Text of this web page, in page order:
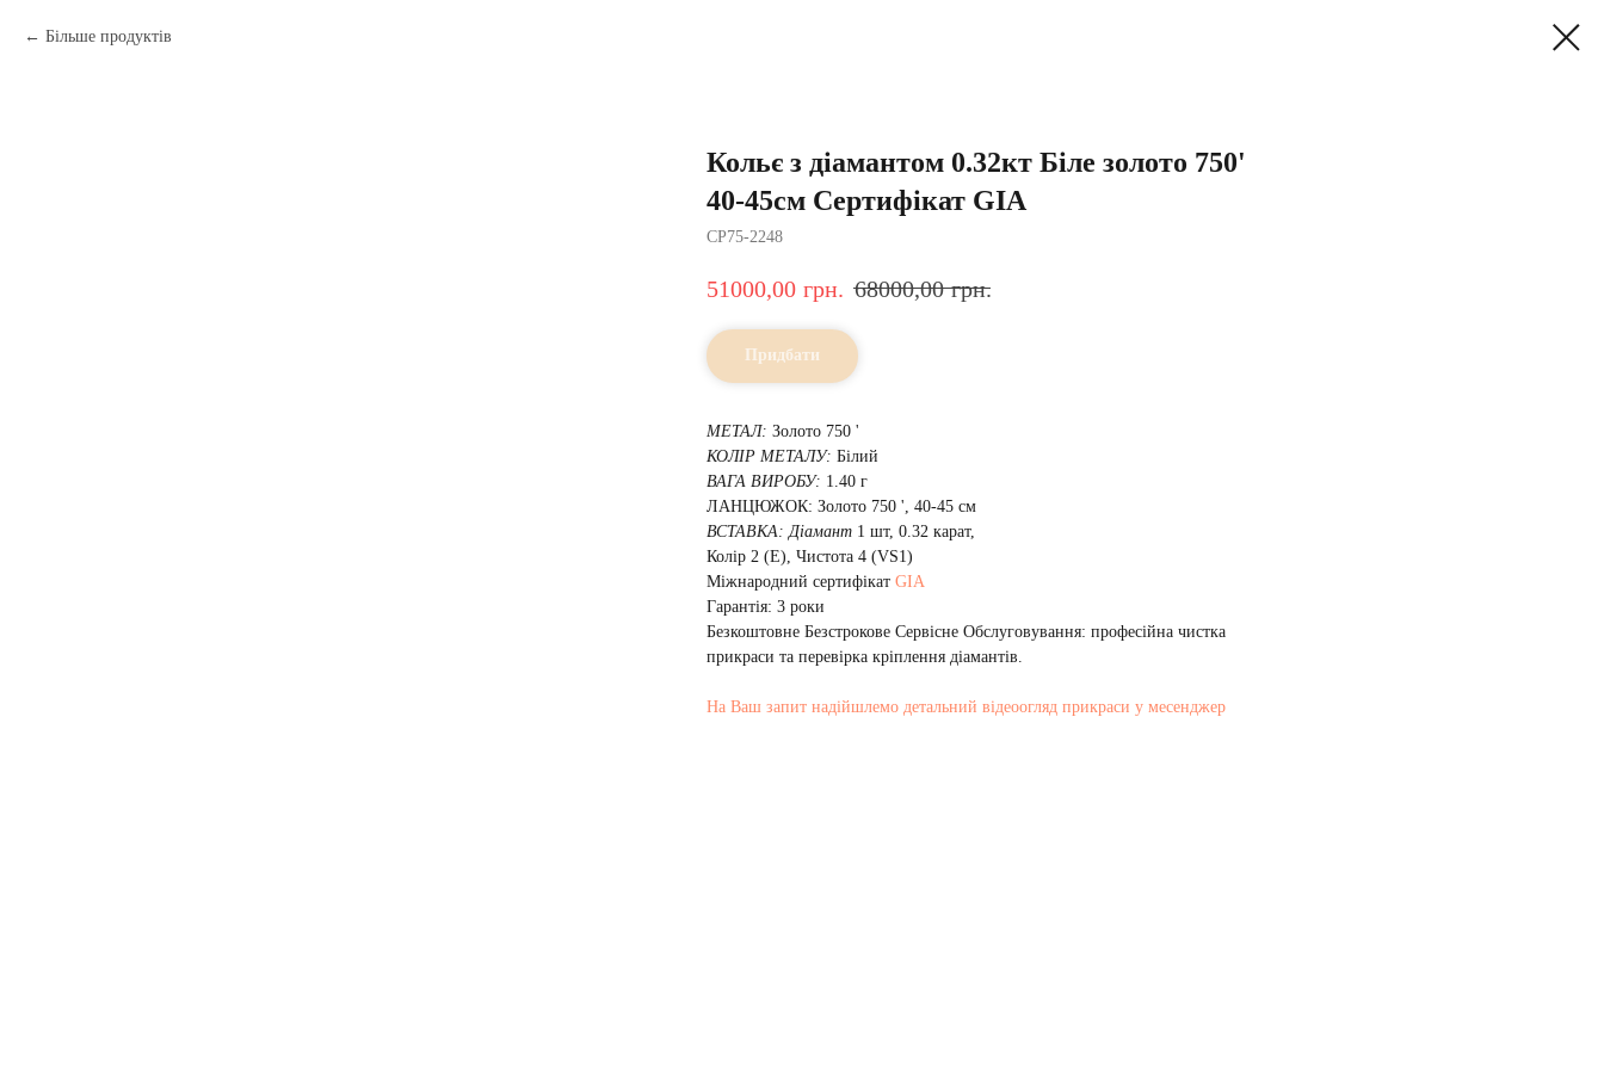
Більше продуктів
Кольє з діамантом 0.32кт Біле золото 750'
40-45см Сертифікат GIA
CP75-2248
51000,00 грн. 68000,00 грн.
Придбати
МЕТАЛ: Золото 750 '
КОЛІР МЕТАЛУ: Білий
ВАГА ВИРОБУ: 1.40 г
ЛАНЦЮЖОК: Золото 750 ', 40-45 см
ВСТАВКА: Діамант 1 шт, 0.32 карат,
Колір 2 (E), Чистота 4 (VS1)
Mіжнародний сертифікат GIA
Гарантія: 3 роки
Безкоштовне Безстрокове Сервісне Обслуговування: професійна чистка
прикраси та перевірка кріплення діамантів.
На Ваш запит надійшлемо детальний відеоогляд прикраси у месенджер